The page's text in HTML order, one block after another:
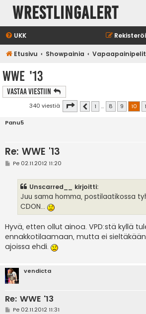
WrestlingAlert
UKK
Etusivu Showpainia
WWE '13
Vastaa Viestiin
340 viestiä Sivu /
Edellinen
1 … 8 9 10
Panu5
Re: WWE '13
VPe 02.11.2012 11:20
Unscarred__ kirjoitti:
Juu sama homma, postilaatikossa
CDON...
Hyvä, etten ollut ainoa. VPD:stä kyllä
ennakkotilaamaan, mutta ei
ajoissa ehdi.
vendicta
Re: WWE '13
VPe 02.11.2012 11:31